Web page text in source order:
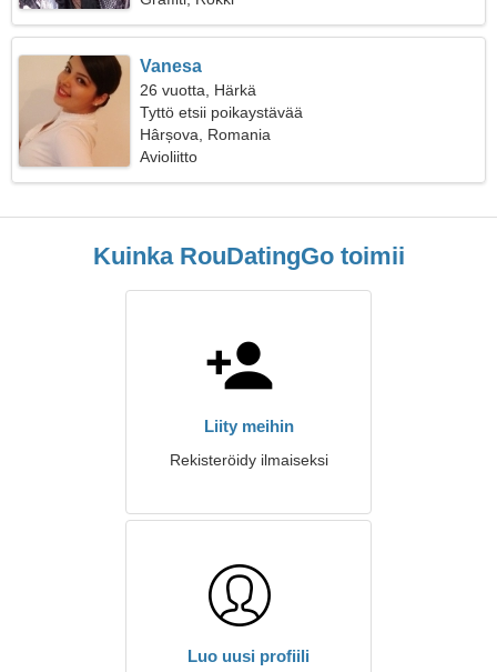
Vanesa
26 vuotta, Härkä
Tyttö etsii poikaystävää
Hârșova, Romania
Avioliitto
Kuinka RouDatingGo toimii
Liity meihin
Rekisteröidy ilmaiseksi
Luo uusi profiili